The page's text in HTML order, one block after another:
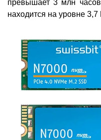
превышает 3 млн
находится на уровне 3,7